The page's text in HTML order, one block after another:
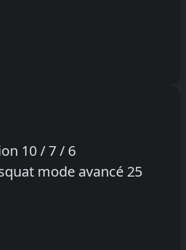
10 / 7 / 6
mode avancé 25